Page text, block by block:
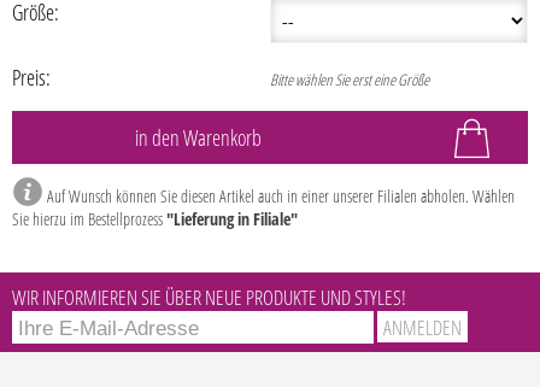
Größe:
Preis: Bitte wählen Sie erst eine Größe
Auf Wunsch können Sie diesen Artikel auch in einer unserer Filialen abholen. Wählen
Sie hierzu im Bestellprozess"Lieferung in Filiale"
WIR INFORMIEREN SIE ÜBER NEUE PRODUKTE UND STYLES!